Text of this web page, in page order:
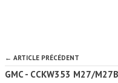
← ARTICLE PRÉCÉDENT
GMC - CCKW353 M27/